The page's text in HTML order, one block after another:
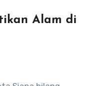
Alam di